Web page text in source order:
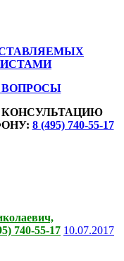
ВОПРОСЫ
8 (495) 740-55-17
740-55-17 10.07.2017